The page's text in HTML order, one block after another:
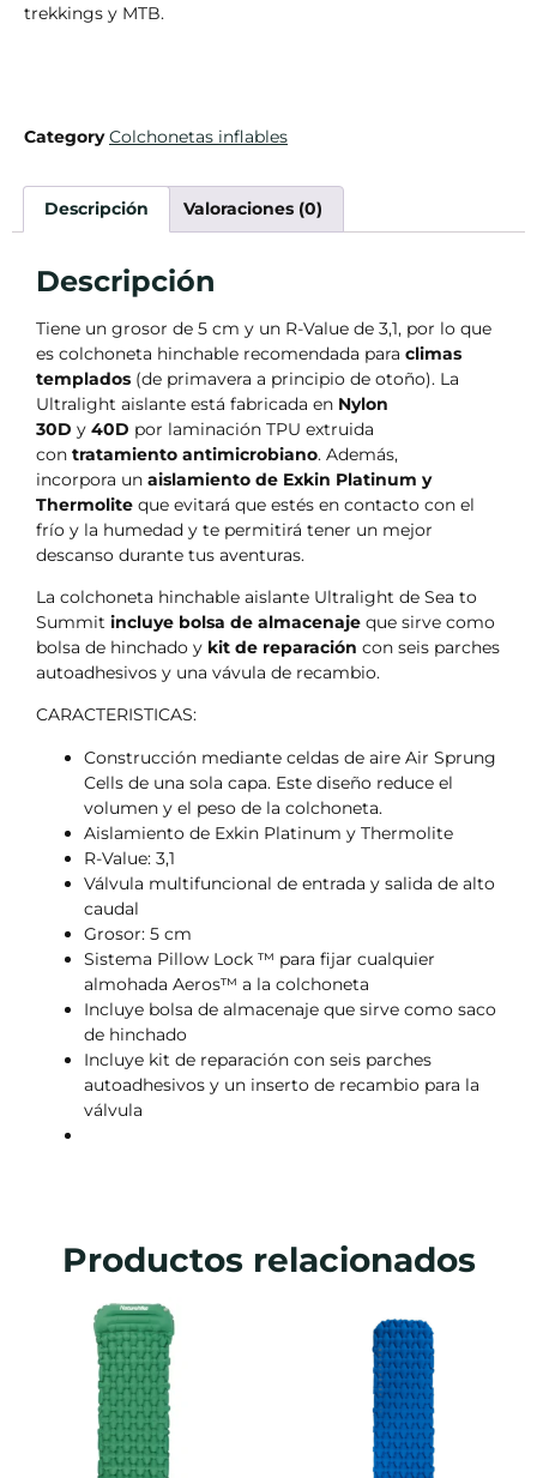
trekkings y MTB.
Category Colchonetas inflables
Descripción Valoraciones (0)
Descripción
Tiene un grosor de 5 cm y un R-Value de 3,1, por lo que
es colchoneta hinchable recomendada para climas
templados (de primavera a principio de otoño). La
Ultralight aislante está fabricada en Nylon
30D y 40D por laminación TPU extruida
con tratamiento antimicrobiano. Además,
incorpora un aislamiento de Exkin Platinum y
Thermolite que evitará que estés en contacto con el
frío y la humedad y te permitirá tener un mejor
descanso durante tus aventuras.
La colchoneta hinchable aislante Ultralight de Sea to
Summit incluye bolsa de almacenaje que sirve como
bolsa de hinchado y kit de reparación con seis parches
autoadhesivos y una vávula de recambio.
CARACTERISTICAS:
Construcción mediante celdas de aire Air Sprung
Cells de una sola capa. Este diseño reduce el
volumen y el peso de la colchoneta.
Aislamiento de Exkin Platinum y Thermolite
R-Value: 3,1
Válvula multifuncional de entrada y salida de alto
caudal
Grosor: 5 cm
Sistema Pillow Lock ™ para fijar cualquier
almohada Aeros™ a la colchoneta
Incluye bolsa de almacenaje que sirve como saco
de hinchado
Incluye kit de reparación con seis parches
autoadhesivos y un inserto de recambio para la
válvula
Productos relacionados